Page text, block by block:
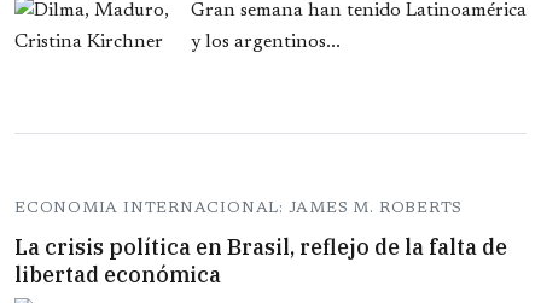
Gran semana han tenido Latinoamérica
y los argentinos...
ECONOMIA INTERNACIONAL: JAMES M. ROBERTS
La crisis política en Brasil, reflejo de la falta de
libertad económica